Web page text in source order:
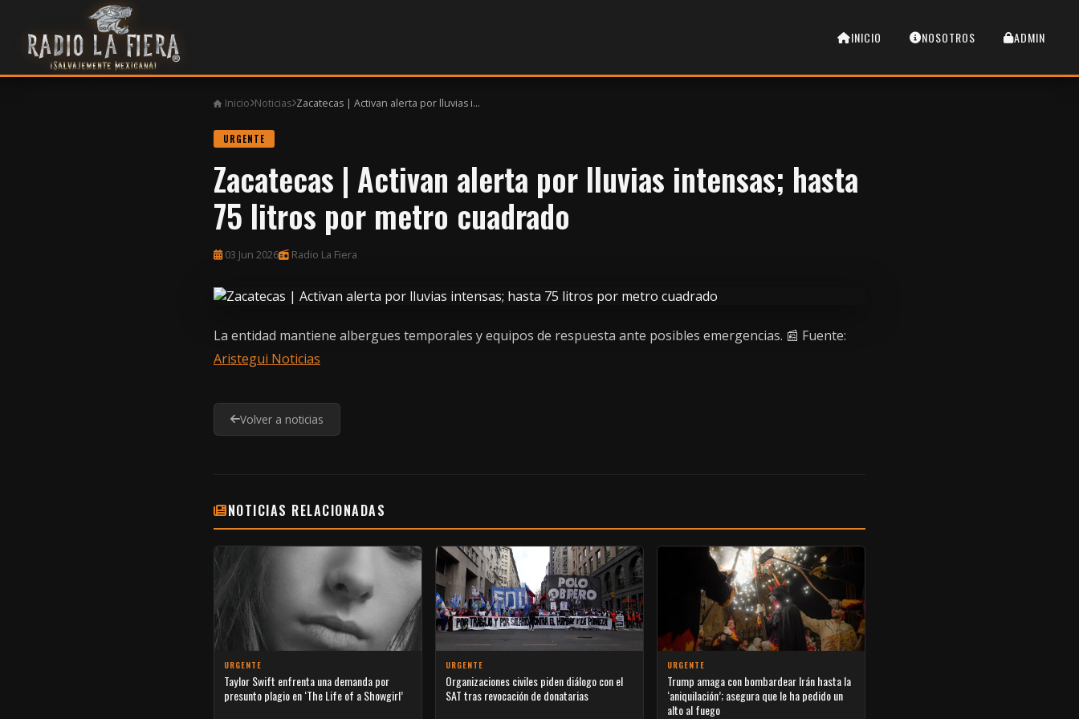
INICIO NOSOTROS ADMIN
Inicio Noticias Zacatecas | Activan alerta por lluvias i...
URGENTE
Zacatecas | Activan alerta por lluvias intensas; hasta
75 litros por metro cuadrado
03 Jun 2026 Radio La Fiera
La entidad mantiene albergues temporales y equipos de respuesta ante posibles emergencias. 📰 Fuente:
Aristegui Noticias
Volver a noticias
NOTICIAS RELACIONADAS
URGENTE
Taylor Swift enfrenta una demanda por
presunto plagio en ‘The Life of a Showgirl’
URGENTE
Organizaciones civiles piden diálogo con el
SAT tras revocación de donatarias
URGENTE
Trump amaga con bombardear Irán hasta la
‘aniquilación’; asegura que le ha pedido un
alto al fuego